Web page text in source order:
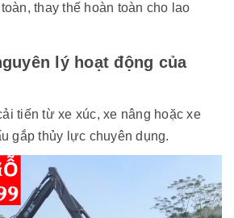
thay thế hoàn toàn cho lao
lý hoạt động của
tiến từ xe xúc, xe nâng hoặc xe
gắp thủy lực chuyên dụng.